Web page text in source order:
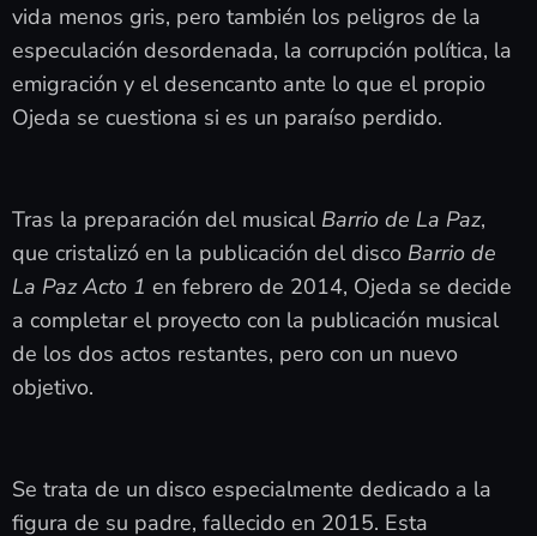
vida menos gris, pero también los peligros de la
especulación desordenada, la corrupción política, la
emigración y el desencanto ante lo que el propio
Ojeda se cuestiona si es un paraíso perdido.
Tras la preparación del musical Barrio de La Paz,
que cristalizó en la publicación del disco Barrio de
La Paz Acto 1 en febrero de 2014, Ojeda se decide
a completar el proyecto con la publicación musical
de los dos actos restantes, pero con un nuevo
objetivo.
Se trata de un disco especialmente dedicado a la
figura de su padre, fallecido en 2015. Esta